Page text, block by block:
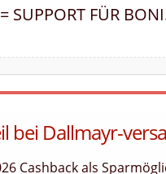
SUPPORT FÜR
bei Dallmayr-
Cashback als